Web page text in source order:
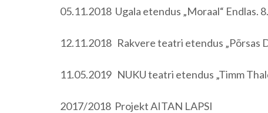
05.11.2018 Ugala etendus „Moraal“ Endlas.
12.11.2018 Rakvere teatri etendus „Põrsas
11.05.2019 NUKU teatri etendus „Timm
2017/2018 Projekt AITAN LAPSI